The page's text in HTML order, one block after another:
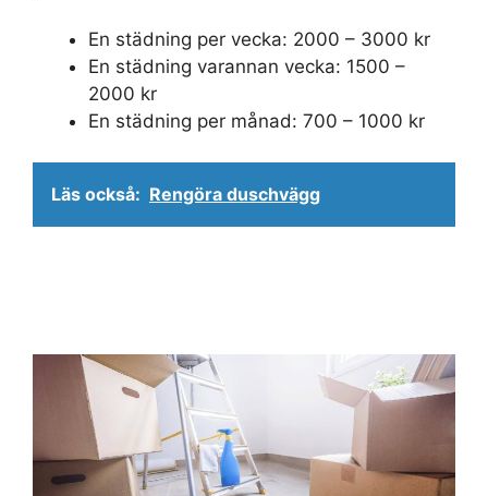
En städning per vecka: 2000 – 3000 kr
En städning varannan vecka: 1500 –
2000 kr
En städning per månad: 700 – 1000 kr
Läs också: Rengöra duschvägg